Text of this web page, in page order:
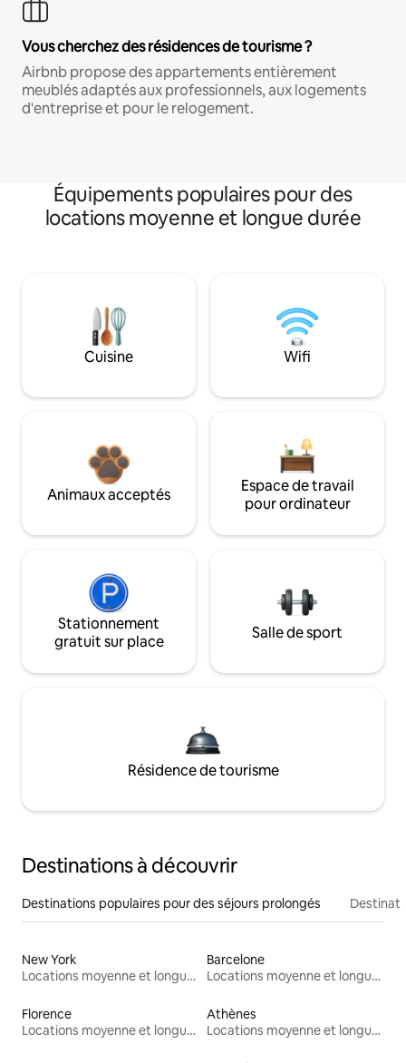
Vous cherchez des résidences de tourisme ?
Airbnb propose des appartements entièrement
meublés adaptés aux professionnels, aux logements
d'entreprise et pour le relogement.
Équipements populaires pour des
locations moyenne et longue durée
Cuisine Wifi
Animaux acceptés
Espace de travail
pour ordinateur
Stationnement
gratuit sur place
Salle de sport
Résidence de tourisme
Destinations à découvrir
Destinations populaires pour des séjours prolongés
New York
Locations moyenne et longue durée
Barcelone
Locations moyenne et longue durée
Florence
Locations moyenne et longue durée
Athènes
Locations moyenne et longue durée